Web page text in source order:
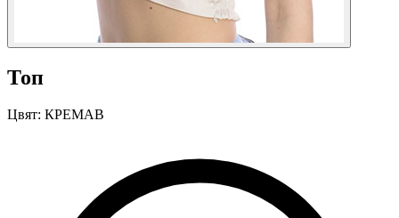
Топ
Цвят: КРЕМАВ